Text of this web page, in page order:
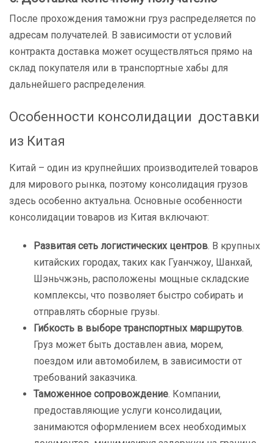
После прохождения таможни груз распределяется по
адресам получателей. В зависимости от условий
контракта доставка может осуществляться прямо на
склад покупателя или в транспортные хабы для
дальнейшего распределения.
Особенности консолидации доставки
из Китая
Китай – один из крупнейших производителей товаров
для мирового рынка, поэтому консолидация грузов
здесь особенно актуальна. Основные особенности
консолидации товаров из Китая включают:
Развитая сеть логистических центров. В крупных
китайских городах, таких как Гуанчжоу, Шанхай,
Шэньчжэнь, расположены мощные складские
комплексы, что позволяет быстро собирать и
отправлять сборные грузы.
Гибкость в выборе транспортных маршрутов.
Груз может быть доставлен авиа, морем,
поездом или автомобилем, в зависимости от
требований заказчика.
Таможенное сопровождение. Компании,
предоставляющие услуги консолидации,
занимаются оформлением всех необходимых